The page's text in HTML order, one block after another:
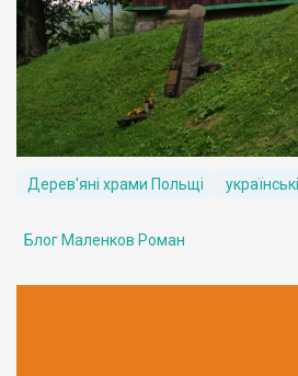
Дерев'яні храми Польщі
Блог Маленков Роман